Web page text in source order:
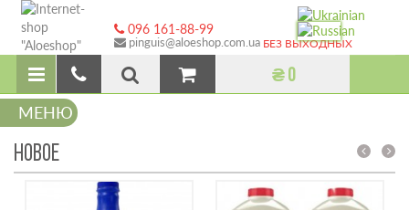
096 161-88-99
pinguis@aloeshop.com.ua БЕЗ ВЫХОДНЫХ
₴ 0
МЕНЮ
НОВОЕ prev next